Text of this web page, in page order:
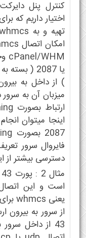
کنترل پنل
یا 2087 (
میزبان آن به
اینجا میتوان
فایروال سرور
دسترسی بیشتر از
از سرور به